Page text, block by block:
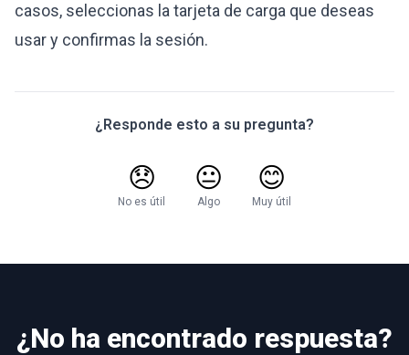
casos, seleccionas la tarjeta de carga que deseas
usar y confirmas la sesión.
¿Responde esto a su pregunta?
😞
No es útil
😐
Algo
😊
Muy útil
¿No ha encontrado respuesta?